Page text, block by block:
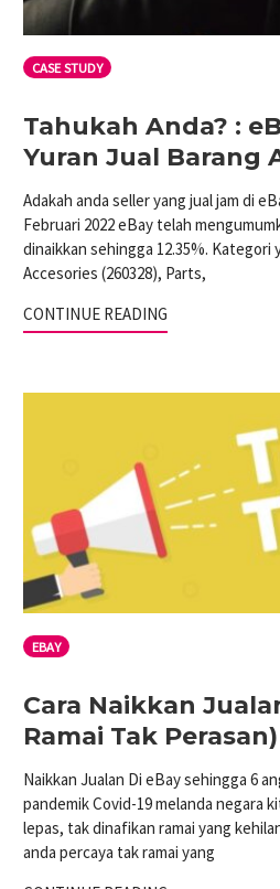
CASE STUDY
Tahukah Anda? :
Yuran Jual Barang
Adakah anda seller yang jual jam di
Februari 2022 eBay telah
dinaikkan sehingga 12.35%.
Accesories (260328), Parts,
CONTINUE READING
EBAY
Cara Naikkan
Ramai Tak Perasan)
Naikkan Jualan Di eBay sehingga 6
pandemik Covid-19 melanda negara
lepas, tak dinafikan ramai yang
anda percaya tak ramai yang